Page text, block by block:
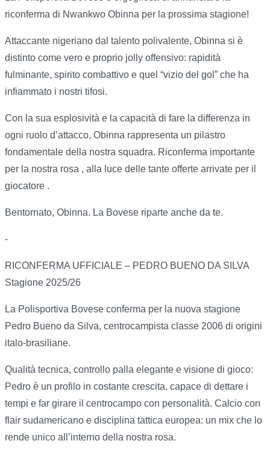
riconferma di Nwankwo Obinna per la prossima stagione!
Attaccante nigeriano dal talento polivalente, Obinna si è
distinto come vero e proprio jolly offensivo: rapidità
fulminante, spirito combattivo e quel “vizio del gol” che ha
infiammato i nostri tifosi.
Con la sua esplosività e la capacità di fare la differenza in
ogni ruolo d’attacco, Obinna rappresenta un pilastro
fondamentale della nostra squadra. Riconferma importante
per la nostra rosa , alla luce delle tante offerte arrivate per il
giocatore .
Bentornato, Obinna. La Bovese riparte anche da te.
-
RICONFERMA UFFICIALE – PEDRO BUENO DA SILVA
Stagione 2025/26
La Polisportiva Bovese conferma per la nuova stagione
Pedro Bueno da Silva, centrocampista classe 2006 di origini
italo-brasiliane.
Qualità tecnica, controllo palla elegante e visione di gioco:
Pedro è un profilo in costante crescita, capace di dettare i
tempi e far girare il centrocampo con personalità. Calcio con
flair sudamericano e disciplina tattica europea: un mix che lo
rende unico all’interno della nostra rosa.